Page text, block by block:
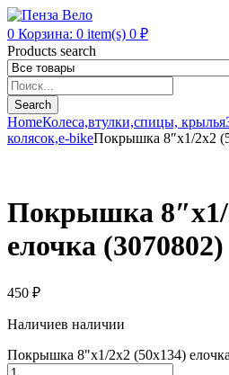
0 Корзина: 0 item(s) 0 ₽
Products search
Search
HomeКолеса,втулки,спицы, крылья
колясок,e-bikeПокрышка 8″х1/2х2
Покрышка 8″х1/
елочка (3070802)
450 ₽
Наличиев наличии
Покрышка 8"х1/2х2 (50х134)